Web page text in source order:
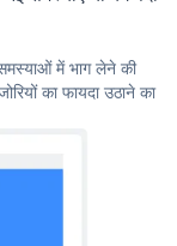
में भाग लेने की
का फायदा उठाने का